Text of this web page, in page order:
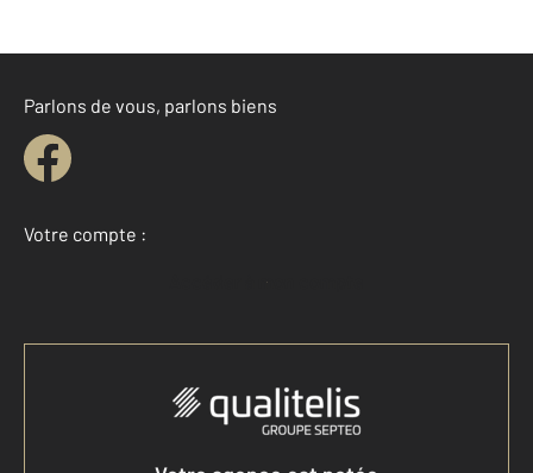
Parlons de vous, parlons biens
Votre compte :
Accéder à mon compte